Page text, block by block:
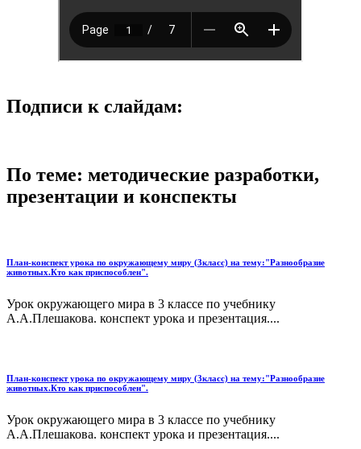
Подписи к слайдам:
По теме: методические разработки,
презентации и конспекты
План-конспект урока по окружающему миру (3класс) на тему:"Разнообразие
животных.Кто как приспособлен".
Урок окружающего мира в 3 классе по учебнику
А.А.Плешакова. конспект урока и презентация....
План-конспект урока по окружающему миру (3класс) на тему:"Разнообразие
животных.Кто как приспособлен".
Урок окружающего мира в 3 классе по учебнику
А.А.Плешакова. конспект урока и презентация....